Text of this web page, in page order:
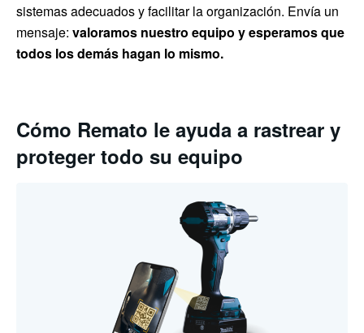
sistemas adecuados y facilitar la organización. Envía un
mensaje: valoramos nuestro equipo y esperamos que
todos los demás hagan lo mismo.
Cómo Remato le ayuda a rastrear y
proteger todo su equipo